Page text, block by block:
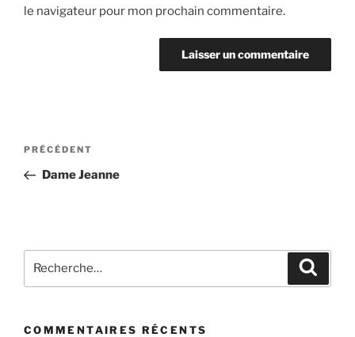
le navigateur pour mon prochain commentaire.
Navigation
l’article
Article
précédent
PRÉCÉDENT
Dame Jeanne
pour
COMMENTAIRES RÉCENTS